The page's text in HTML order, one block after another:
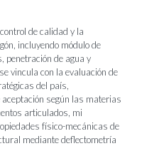
control de calidad y la
, incluyendo módulo de
penetración de agua y
vincula con la evaluación de
del país,
según las materias
articulados, mi
físico-mecánicas de
mediante deflectometría